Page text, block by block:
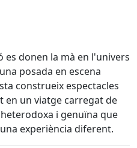
donen la mà en l'univers
posada en escena
construeix espectacles
en un viatge carregat de
i genuïna que
experiència diferent.